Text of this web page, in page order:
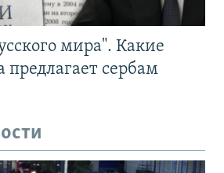
мира". Какие
сербам